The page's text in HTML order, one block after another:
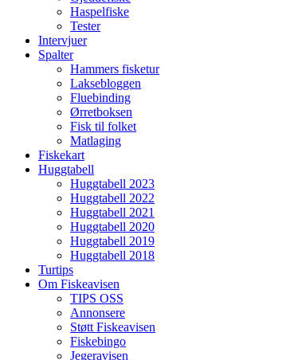
Haspelfiske
Tester
Intervjuer
Spalter
Hammers fisketur
Laksebloggen
Fluebinding
Ørretboksen
Fisk til folket
Matlaging
Fiskekart
Huggtabell
Huggtabell 2023
Huggtabell 2022
Huggtabell 2021
Huggtabell 2020
Huggtabell 2019
Huggtabell 2018
Turtips
Om Fiskeavisen
TIPS OSS
Annonsere
Støtt Fiskeavisen
Fiskebingo
Jegeravisen